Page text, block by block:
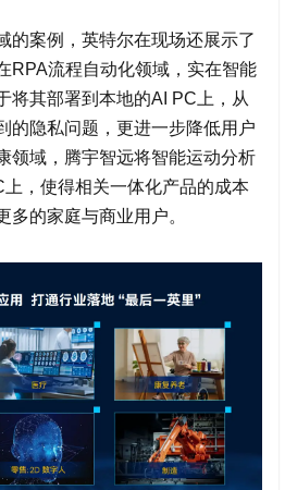
的案例，英特尔在现场还展示了
RPA流程自动化领域，实在智能
将其部署到本地的AI PC上，从
的隐私问题，更进一步降低用户
领域，腾宇智远将智能运动分析
，使得相关一体化产品的成本
多的家庭与商业用户。